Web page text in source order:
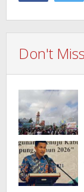
Don't Miss